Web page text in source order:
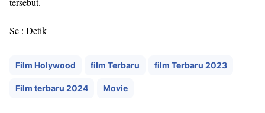
Sc : Detik
Film Holywood film Terbaru film Terbaru 2023
Film terbaru 2024 Movie